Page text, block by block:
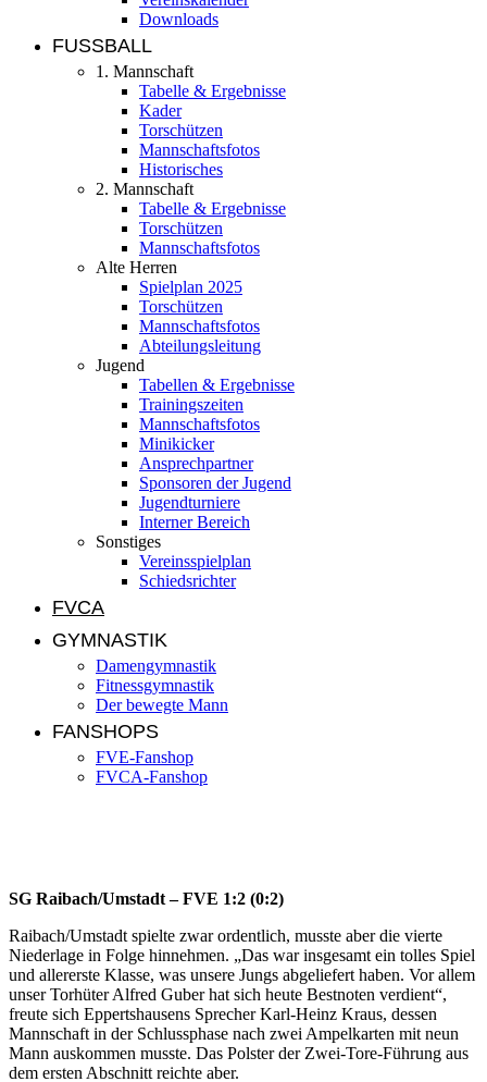
Downloads
FUSSBALL
1. Mannschaft
Tabelle & Ergebnisse
Kader
Torschützen
Mannschaftsfotos
Historisches
2. Mannschaft
Tabelle & Ergebnisse
Torschützen
Mannschaftsfotos
Alte Herren
Spielplan 2025
Torschützen
Mannschaftsfotos
Abteilungsleitung
Jugend
Tabellen & Ergebnisse
Trainingszeiten
Mannschaftsfotos
Minikicker
Ansprechpartner
Sponsoren der Jugend
Jugendturniere
Interner Bereich
Sonstiges
Vereinsspielplan
Schiedsrichter
FVCA
GYMNASTIK
Damengymnastik
Fitnessgymnastik
Der bewegte Mann
FANSHOPS
FVE-Fanshop
FVCA-Fanshop
SG Raibach/Umstadt – FVE 1:2 (0:2)
Raibach/Umstadt spielte zwar ordentlich, musste aber die vierte
Niederlage in Folge hinnehmen. „Das war insgesamt ein tolles Spiel
und allererste Klasse, was unsere Jungs abgeliefert haben. Vor allem
unser Torhüter Alfred Guber hat sich heute Bestnoten verdient“,
freute sich Eppertshausens Sprecher Karl-Heinz Kraus, dessen
Mannschaft in der Schlussphase nach zwei Ampelkarten mit neun
Mann auskommen musste. Das Polster der Zwei-Tore-Führung aus
dem ersten Abschnitt reichte aber.